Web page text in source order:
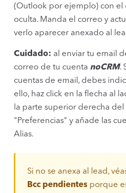
(Outlook por ejemplo) con el
oculta. Manda el correo y
verlo aparecer anexado al
Cuidado: al enviar tu email
correo de tu cuenta noCRM.
cuentas de email, debes
ello, haz click en la flecha al
la parte superior derecha del
"Preferencias" y añade las
Alias.
Si no se anexa al lead,
Bcc pendientes porque